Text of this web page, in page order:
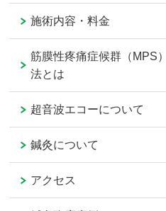
施術内容・料金
筋膜性疼痛症候群（MPS
法とは
超音波エコーについて
鍼灸について
アクセス